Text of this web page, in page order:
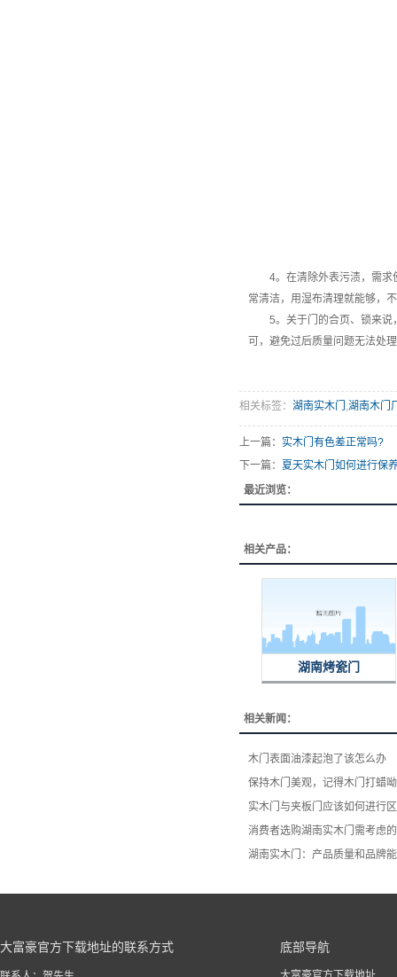
4。在清除外表污渍，需求使
常清洁，用湿布清理就能够，
5。关于门的合页、锁来说，
可，避免过后质量问题无法处
相关标签： 湖南实木门 ,湖南木门
上一篇： 实木门有色差正常吗?
下一篇： 夏天实木门如何进行保
最近浏览：
相关产品：
湖南烤瓷门
相关新闻：
木门表面油漆起泡了该怎么办
保持木门美观，记得木门打蜡呦
实木门与夹板门应该如何进行
消费者选购湖南实木门​需考虑
湖南实木门：产品质量和品牌
大富豪官方下载地址的联系方式 底部导航